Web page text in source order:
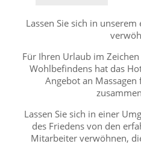
Lassen Sie sich in
Für Ihren Urlaub im
Wohlbefindens hat das
Angebot an
Lassen Sie sich in einer
des Friedens von den
Mitarbeiter verwöhnen,